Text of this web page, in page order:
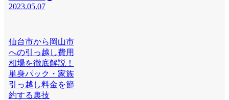
2023.05.07
仙台市から岡山市
への引っ越し費用
相場を徹底解説！
単身パック・家族
引っ越し料金を節
約する裏技